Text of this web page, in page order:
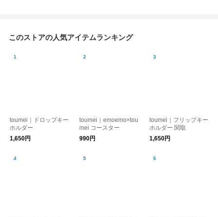
このストアの人気アイテムランキング
toumei｜ドロップキー
ホルダー
1,650円
toumei｜emoemo×tou
mei コースター
990円
toumei｜フリップキー
ホルダー 関取
1,650円